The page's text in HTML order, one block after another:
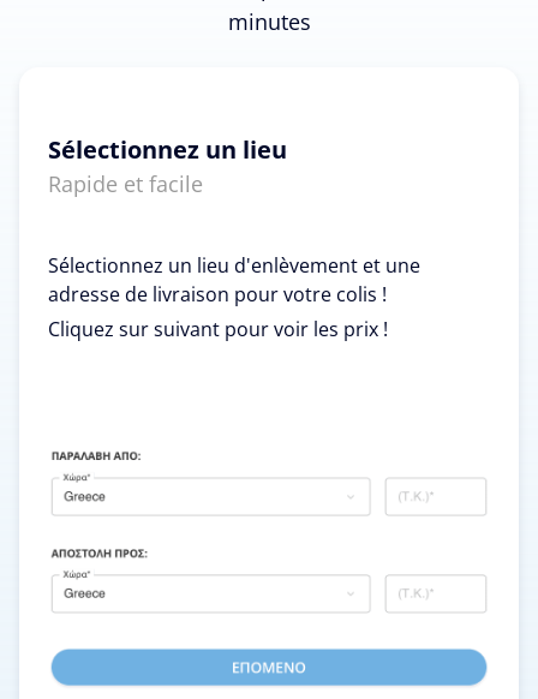
minutes
Sélectionnez un lieu
Rapide et facile
Sélectionnez un lieu d'enlèvement et une
adresse de livraison pour votre colis !
Cliquez sur suivant pour voir les prix !